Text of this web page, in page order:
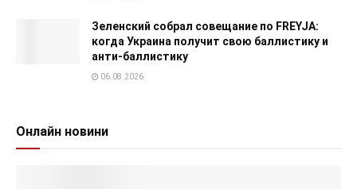
Зеленский собрал совещание по FREYJA:
когда Украина получит свою баллистику и
анти-баллистику
06.08.2026
Онлайн новини